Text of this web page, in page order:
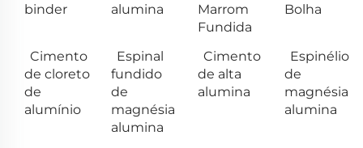
binder
alumina
Marrom
Fundida
Bolha
Cimento
de cloreto
de
alumínio
Espinal
fundido
de
magnésia
alumina
Cimento
de alta
alumina
Espinélio
de
magnésia
alumina